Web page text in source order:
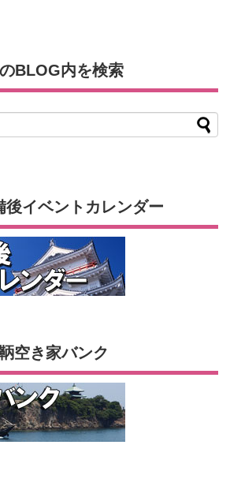
BLOG内を検索
後イベントカレンダー
空き家バンク